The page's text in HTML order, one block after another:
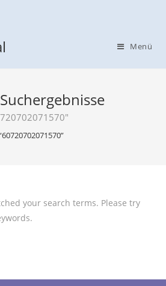
Menü
your search terms. Please try